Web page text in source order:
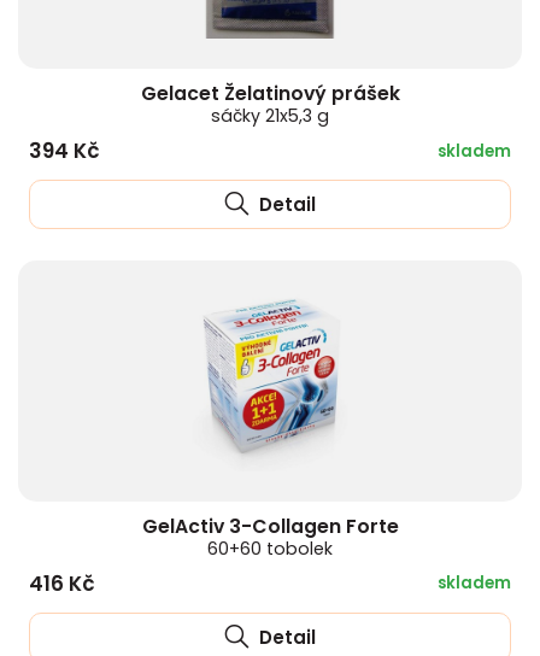
Gelacet Želatinový prášek
sáčky 21x5,3 g
394 Kč skladem
Detail
GelActiv 3-Collagen Forte
60+60 tobolek
416 Kč skladem
Detail